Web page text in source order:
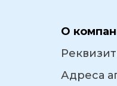
О
Адреса